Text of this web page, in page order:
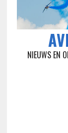
NIEUWS EN